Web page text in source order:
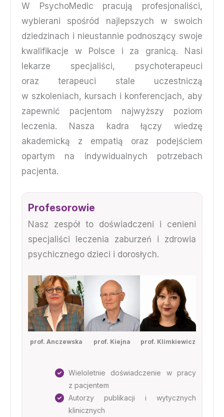
W PsychoMedic pracują profesjonaliści,
wybierani spośród najlepszych w swoich
dziedzinach i nieustannie podnoszący swoje
kwalifikacje w Polsce i za granicą. Nasi
lekarze specjaliści, psychoterapeuci
oraz terapeuci stale uczestniczą
w szkoleniach, kursach i konferencjach, aby
zapewnić pacjentom najwyższy poziom
leczenia. Nasza kadra łączy wiedzę
akademicką z empatią oraz podejściem
opartym na indywidualnych potrzebach
pacjenta.
Profesorowie
Nasz zespół to doświadczeni i cenieni
specjaliści leczenia zaburzeń i zdrowia
psychicznego dzieci i dorosłych.
prof. Anczewska prof. Kiejna prof. Klimkiewicz
Wieloletnie doświadczenie w pracy
z pacjentem
Autorzy publikacji i wytycznych
klinicznych